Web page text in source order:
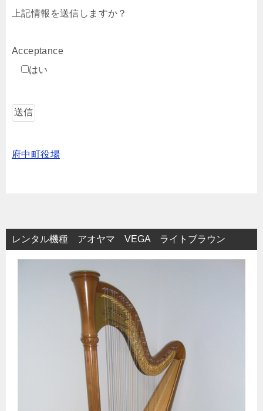
上記情報を送信しますか？
Acceptance
はい
府中町役場
レンタル機種 アオヤマ VEGA ライトブラウン